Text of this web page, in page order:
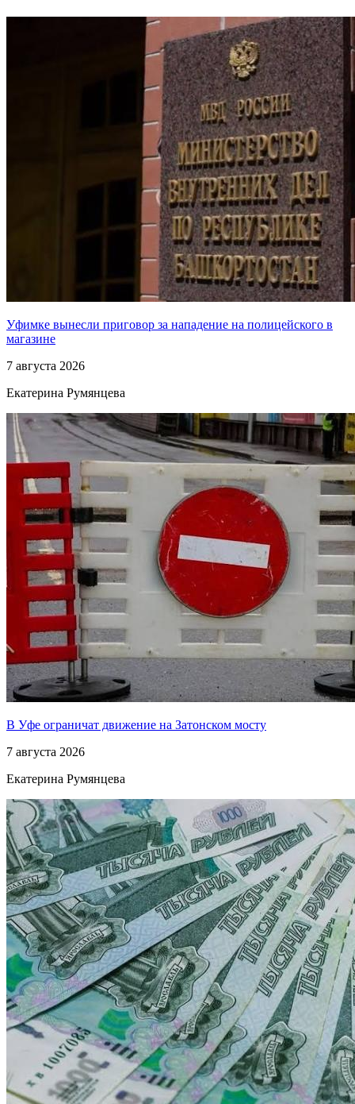
Уфимке вынесли приговор за нападение на полицейского в
магазине
7 августа 2026
Екатерина Румянцева
В Уфе ограничат движение на Затонском мосту
7 августа 2026
Екатерина Румянцева